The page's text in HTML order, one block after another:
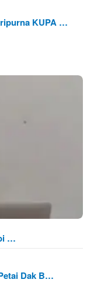
KUPA …
…
Dak B…